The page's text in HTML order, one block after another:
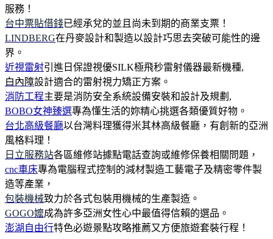
服務！
台中票貼借錢已經承兌的並且尚未到期的商業支票！
LINDBERG在丹麥設計和製造以設計巧思去突破可能性的邊
界。
近視雷射引進日保證視優SILK極飛秒雷射儀器最新機種,
白內障設計適合的雷射視力矯正方案。
消防工程主要是消防安全系統設備安裝和設計及規劃,
BOBO女神臻選專為懂生活的妳精心挑選各類優質好物。
台北高級餐廳以台灣料理獲得米其林高級餐廳，有創新的亞洲
風格料理！
日立服務站各區維修站據點電話查詢或維修保養相關問題，
cnc車床專為電腦程式控制的減材製造工藝電子及精密零件製
造等產業，
包裝機械致力於各式包裝用機械的生產製造。
GOGO嬤成為許多亞洲女性心中最值得信賴的選品。
澎湖自由行特色必遊景點攻略推薦又方便旅遊套裝行程！